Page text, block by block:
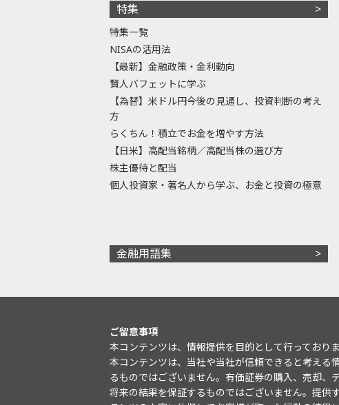
特集
特集一覧
NISAの活用法
【最新】金融政策・金利動向
賢人バフェットに学ぶ
【為替】米ドル円今後の見通し、投資判断の考え
方
らくちん！積立でお金を増やす方法
【日米】高配当銘柄／高配当株の選び方
株主優待と配当
個人投資家・著名人から学ぶ、お金と投資の極意
金融用語集
ご留意事項
本コンテンツは、情報提供を目的として行っておりま
本コンテンツは、当社や当社が信頼できると考える
るものではございません。有価証券の購入、売却、
将来の結果を保証するものではございません。提供